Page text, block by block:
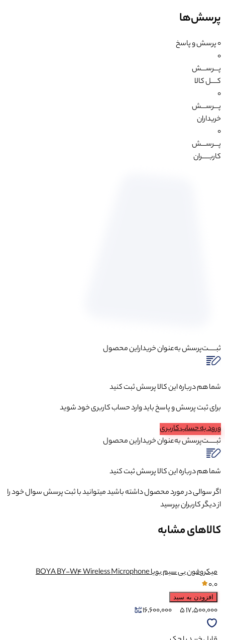
پرسش‌ها
0پرسش و پاسخ
0
پـــرســـش
کــــل کالا
0
پـــرســـش
خریداران
0
پـــرســـش
کاربـــــران
ثبـــــت‌پرسشبه‌عنوان ‌خریدار‌این‌ محصول
شما هم درباره این کالا پرسش ثبت کنید
برای ثبت پرسش و پاسخ باید وارد حساب کاربری خود شوید
ورود به حساب کاربری
ثبـــــت‌پرسشبه‌عنوان ‌خریدار‌این‌ محصول
شما هم درباره این کالا پرسش ثبت کنید
اگر سوالی در مورد محصول داشته باشید میتوانید با ثبت پرسش سوال خود را
از دیگر کاربران بپرسید
کالاهای مشابه
میکروفون بی سیم بویا BOYA BY-W4 Wireless Microphone
0.0
افزودن به سبد
17,500,000
5
16,600,000